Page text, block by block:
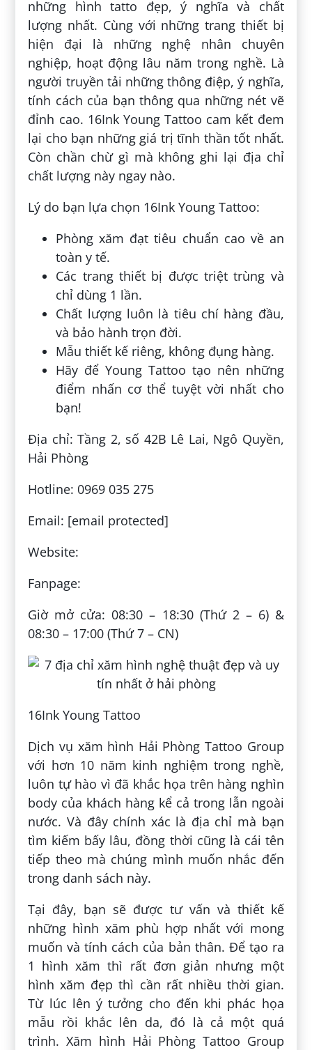
những hình tatto đẹp, ý nghĩa và chất
lượng nhất. Cùng với những trang thiết bị
hiện đại là những nghệ nhân chuyên
nghiệp, hoạt động lâu năm trong nghề. Là
người truyền tải những thông điệp, ý nghĩa,
tính cách của bạn thông qua những nét vẽ
đỉnh cao. 16Ink Young Tattoo cam kết đem
lại cho bạn những giá trị tĩnh thần tốt nhất.
Còn chần chừ gì mà không ghi lại địa chỉ
chất lượng này ngay nào.
Lý do bạn lựa chọn 16Ink Young Tattoo:
Phòng xăm đạt tiêu chuẩn cao về an
toàn y tế.
Các trang thiết bị được triệt trùng và
chỉ dùng 1 lần.
Chất lượng luôn là tiêu chí hàng đầu,
và bảo hành trọn đời.
Mẫu thiết kế riêng, không đụng hàng.
Hãy để Young Tattoo tạo nên những
điểm nhấn cơ thể tuyệt vời nhất cho
bạn!
Địa chỉ: Tầng 2, số 42B Lê Lai, Ngô Quyền,
Hải Phòng
Hotline: 0969 035 275
Email: [email protected]
Website:
Fanpage:
Giờ mở cửa: 08:30 – 18:30 (Thứ 2 – 6) &
08:30 – 17:00 (Thứ 7 – CN)
16Ink Young Tattoo
Dịch vụ xăm hình Hải Phòng Tattoo Group
với hơn 10 năm kinh nghiệm trong nghề,
luôn tự hào vì đã khắc họa trên hàng nghìn
body của khách hàng kể cả trong lẫn ngoài
nước. Và đây chính xác là địa chỉ mà bạn
tìm kiếm bấy lâu, đồng thời cũng là cái tên
tiếp theo mà chúng mình muốn nhắc đến
trong danh sách này.
Tại đây, bạn sẽ được tư vấn và thiết kế
những hình xăm phù hợp nhất với mong
muốn và tính cách của bản thân. Để tạo ra
1 hình xăm thì rất đơn giản nhưng một
hình xăm đẹp thì cần rất nhiều thời gian.
Từ lúc lên ý tưởng cho đến khi phác họa
mẫu rồi khắc lên da, đó là cả một quá
trình. Xăm hình Hải Phòng Tattoo Group